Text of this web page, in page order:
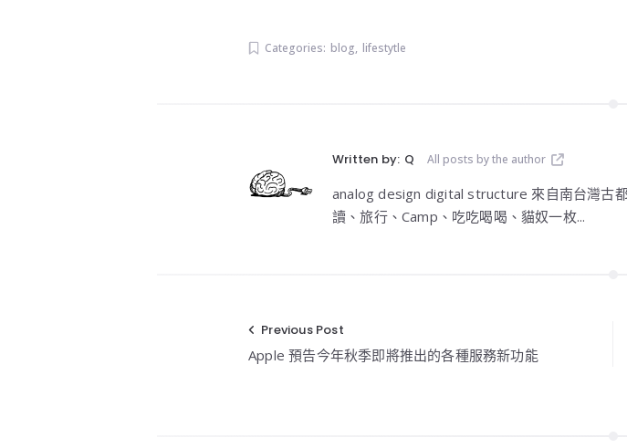
Categories: blog, lifestytle
Written by: Q All posts by the author
analog design digital structure 來自南台灣古
讀、旅行、Camp、吃吃喝喝、貓奴一枚...
文
章
Previous Post
Apple 預告今年秋季即將推出的各種服務新功能